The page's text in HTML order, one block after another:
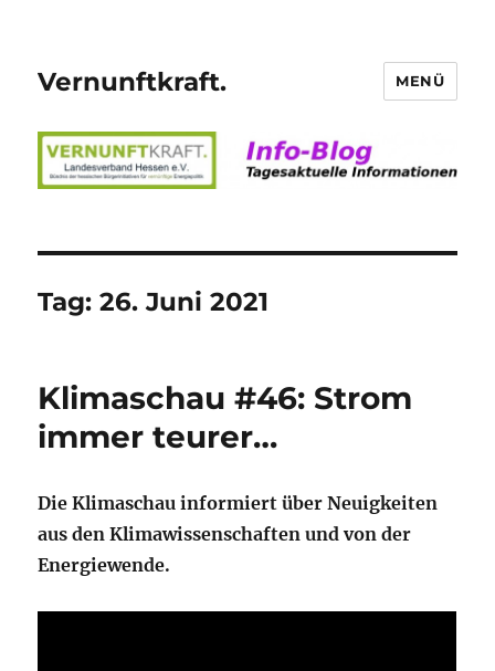
Vernunftkraft. MENÜ
Tag:26. Juni 2021
Klimaschau #46: Strom
immer teurer…
Die Klimaschau informiert über Neuigkeiten
aus den Klimawissenschaften und von der
Energiewende.